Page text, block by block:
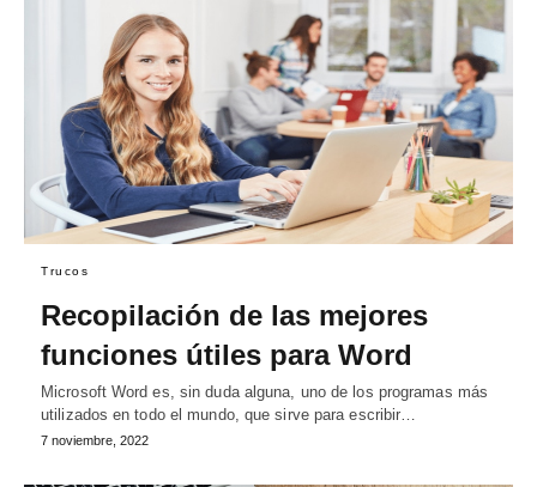
Trucos
Recopilación de las mejores
funciones útiles para Word
Microsoft Word es, sin duda alguna, uno de los programas más
utilizados en todo el mundo, que sirve para escribir…
7 noviembre, 2022